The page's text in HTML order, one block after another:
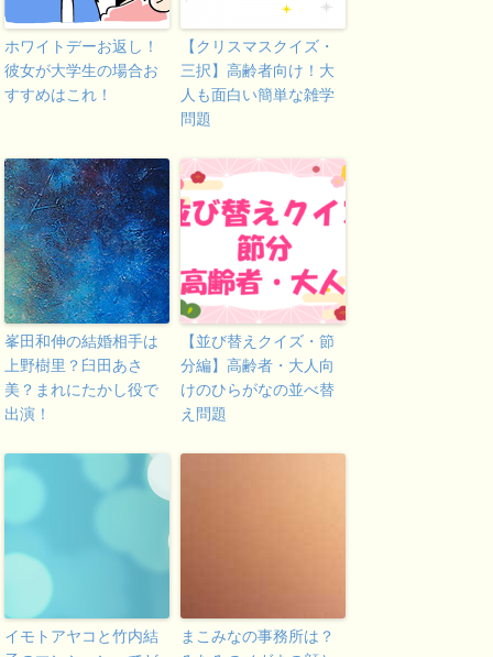
ホワイトデーお返し！
彼女が大学生の場合お
すすめはこれ！
【クリスマスクイズ・
三択】高齢者向け！大
人も面白い簡単な雑学
問題
峯田和伸の結婚相手は
上野樹里？臼田あさ
美？まれにたかし役で
出演！
【並び替えクイズ・節
分編】高齢者・大人向
けのひらがなの並べ替
え問題
イモトアヤコと竹内結
まこみなの事務所は？